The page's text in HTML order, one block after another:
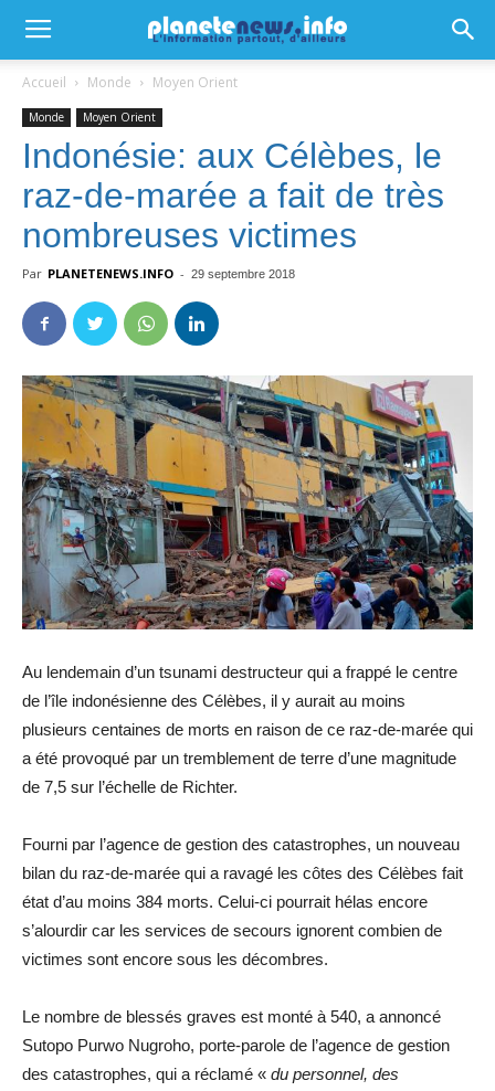
Accueil Monde Moyen Orient
Monde Moyen Orient
Indonésie: aux Célèbes, le
raz-de-marée a fait de très
nombreuses victimes
Par PLANETENEWS.INFO - 29 septembre 2018
Au lendemain d’un tsunami destructeur qui a frappé le centre
de l’île indonésienne des Célèbes, il y aurait au moins
plusieurs centaines de morts en raison de ce raz-de-marée qui
a été provoqué par un tremblement de terre d’une magnitude
de 7,5 sur l’échelle de Richter.
Fourni par l’agence de gestion des catastrophes, un nouveau
bilan du raz-de-marée qui a ravagé les côtes des Célèbes fait
état d’au moins 384 morts. Celui-ci pourrait hélas encore
s’alourdir car les services de secours ignorent combien de
victimes sont encore sous les décombres.
Le nombre de blessés graves est monté à 540, a annoncé
Sutopo Purwo Nugroho, porte-parole de l’agence de gestion
des catastrophes, qui a réclamé « du personnel, des